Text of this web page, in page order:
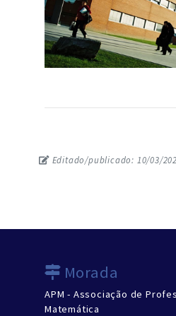
Editado/publicado: 10/03/
Morada
APM - Associação de
Matemática